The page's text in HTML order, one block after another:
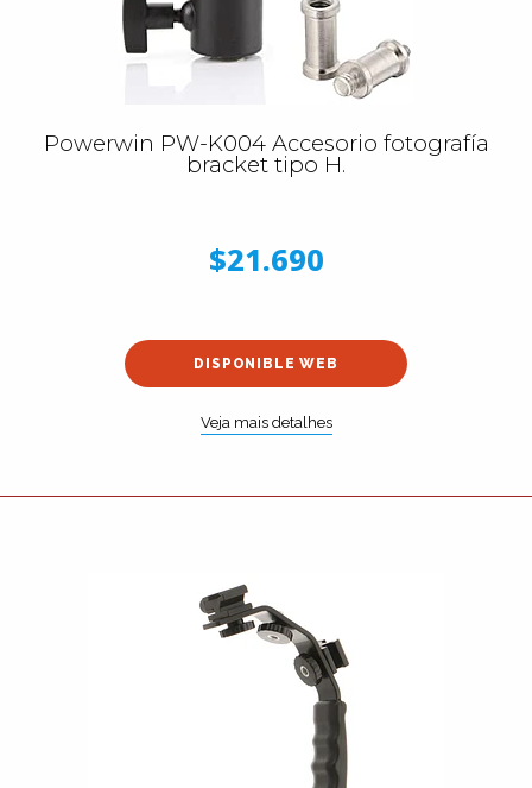
Powerwin PW-K004 Accesorio fotografía
bracket tipo H.
$21.690
DISPONIBLE WEB
Veja mais detalhes